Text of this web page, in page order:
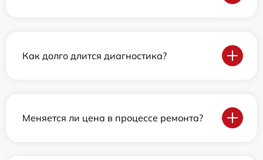
Как долго длится диагностика?
Меняется ли цена в процессе ремонта?